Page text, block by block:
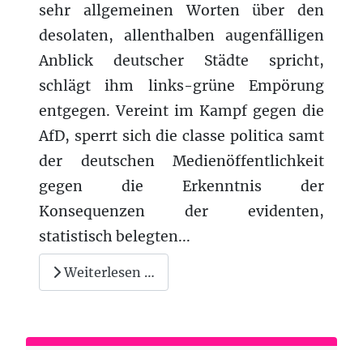
sehr allgemeinen Worten über den
desolaten, allenthalben augenfälligen
Anblick deutscher Städte spricht,
schlägt ihm links-grüne Empörung
entgegen. Vereint im Kampf gegen die
AfD, sperrt sich die classe politica samt
der deutschen Medienöffentlichkeit
gegen die Erkenntnis der
Konsequenzen der evidenten,
statistisch belegten...
Weiterlesen …